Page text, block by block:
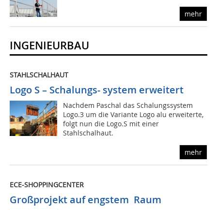
mehr
INGENIEURBAU
STAHLSCHALHAUT
Logo S – Schalungs- system erweitert
Nachdem Paschal das Schalungssystem
Logo.3 um die Variante Logo alu erweiterte,
folgt nun die Logo.S mit einer
Stahlschalhaut.
mehr
ECE-SHOPPINGCENTER
Großprojekt auf engstem Raum